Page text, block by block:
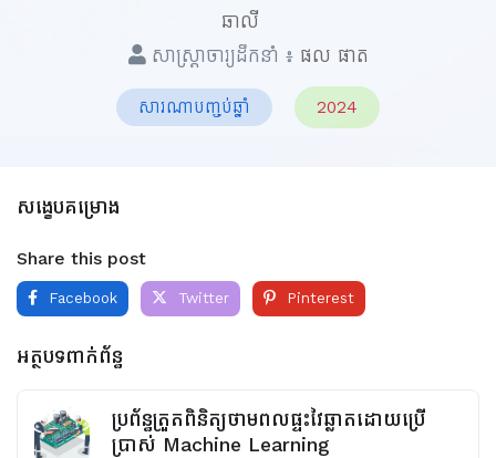
ឆាលី
សាស្ត្រាចារ្យដឹកនាំ ៖ ផល ផាត
សារណាបញ្ចប់ឆ្នាំ 2024
សង្ខេបគម្រោង
Share this post
Facebook Twitter Pinterest
អត្ថបទពាក់ព័ន្ធ
ប្រព័ន្ធត្រួតពិនិត្យថាមពលផ្ទះវៃឆ្លាតដោយប្រើ
ប្រាស់ Machine Learning